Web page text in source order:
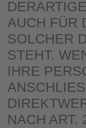
AUCH FÜR
SOLCHER
STEHT.
IHRE
NACH ART.